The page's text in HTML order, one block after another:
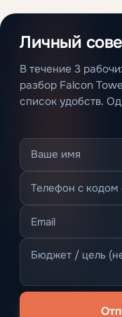
Личный
В течение 3
разбор Falcon
список удобств.